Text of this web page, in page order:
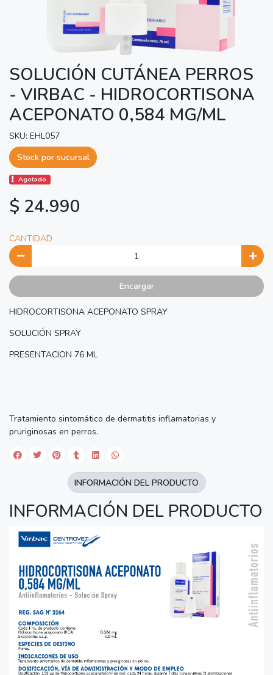
SOLUCIÓN CUTÁNEA PERROS
- VIRBAC - HIDROCORTISONA
ACEPONATO 0,584 MG/ML
SKU: EHL057
Stock por sucursal
Agotado.
$ 24.990
CANTIDAD
Encargar
HIDROCORTISONA ACEPONATO SPRAY
SOLUCIÓN SPRAY
PRESENTACION 76 ML
Tratamiento sintomático de dermatitis inflamatorias y
pruriginosas en perros.
INFORMACIÓN DEL PRODUCTO
INFORMACIÓN DEL PRODUCTO